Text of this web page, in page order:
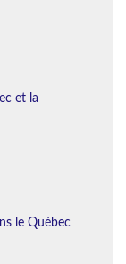
et la
le Québec